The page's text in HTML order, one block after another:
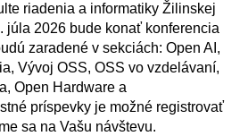
riadenia a informatiky Žilinskej
júla 2026 bude konať konferencia
zaradené v sekciách: Open AI,
Vývoj OSS, OSS vo vzdelávaní,
Open Hardware a
príspevky je možné registrovať
sa na Vašu návštevu.